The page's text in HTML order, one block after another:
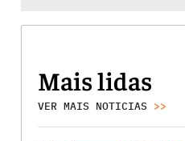
Mais lidas
VER MAIS NOTICIAS >>